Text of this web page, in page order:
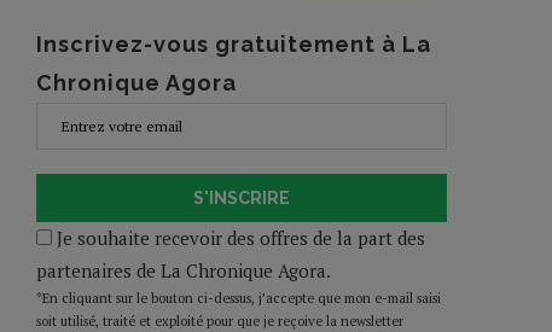
Inscrivez-vous gratuitement à La
Chronique Agora
S'INSCRIRE
Je souhaite recevoir des offres de la part des
partenaires de La Chronique Agora.
*En cliquant sur le bouton ci-dessus, j’accepte que mon e-mail saisi
soit utilisé, traité et exploité pour que je reçoive la newsletter